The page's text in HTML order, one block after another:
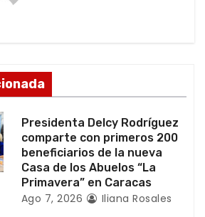
Presidenta Delcy Rodríguez
comparte con primeros 200
beneficiarios de la nueva
Casa de los Abuelos “La
Primavera” en Caracas
Ago 7, 2026 Iliana Rosales